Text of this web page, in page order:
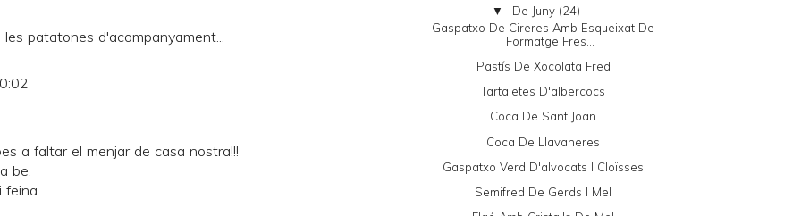
patatones d'acompanyament...
a faltar el menjar de casa nostra!!!
be.
feina.
▼ De Juny (24)
Gaspatxo De Cireres Amb Esqueixat De
Formatge Fres...
Pastís De Xocolata Fred
Tartaletes D'albercocs
Coca De Sant Joan
Coca De Llavaneres
Gaspatxo Verd D'alvocats I Cloïsses
Semifred De Gerds I Mel